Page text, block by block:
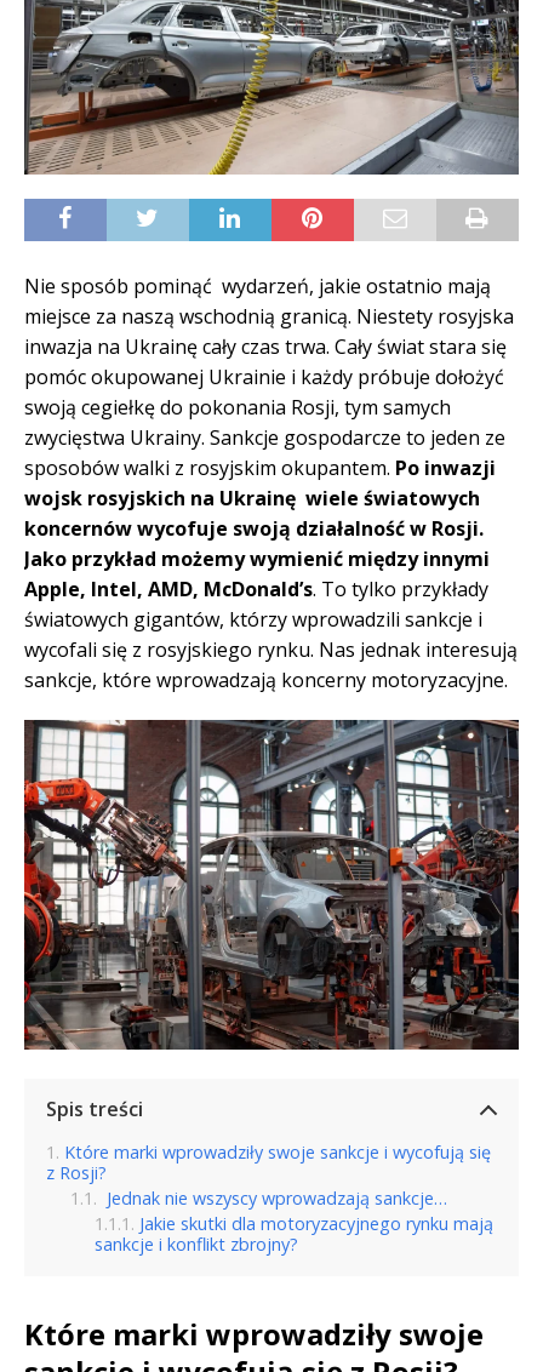
Nie sposób pominąć wydarzeń, jakie ostatnio mają
miejsce za naszą wschodnią granicą. Niestety rosyjska
inwazja na Ukrainę cały czas trwa. Cały świat stara się
pomóc okupowanej Ukrainie i każdy próbuje dołożyć
swoją cegiełkę do pokonania Rosji, tym samych
zwycięstwa Ukrainy. Sankcje gospodarcze to jeden ze
sposobów walki z rosyjskim okupantem. Po inwazji
wojsk rosyjskich na Ukrainę wiele światowych
koncernów wycofuje swoją działalność w Rosji.
Jako przykład możemy wymienić między innymi
Apple, Intel, AMD, McDonald’s. To tylko przykłady
światowych gigantów, którzy wprowadzili sankcje i
wycofali się z rosyjskiego rynku. Nas jednak interesują
sankcje, które wprowadzają koncerny motoryzacyjne.
Spis treści
Które marki wprowadziły swoje sankcje i wycofują się
z Rosji?
Jednak nie wszyscy wprowadzają sankcje…
Jakie skutki dla motoryzacyjnego rynku mają
sankcje i konflikt zbrojny?
Które marki wprowadziły swoje